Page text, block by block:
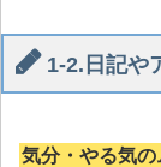
1-2.日記や
気分・やる気